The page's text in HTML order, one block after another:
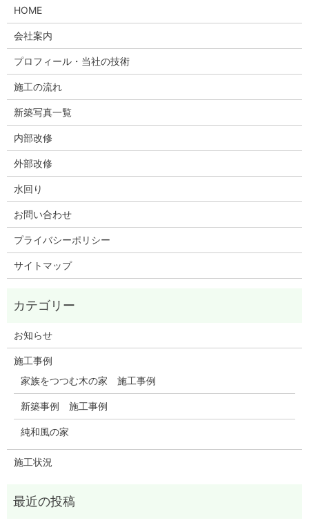
HOME
会社案内
プロフィール・当社の技術
施工の流れ
新築写真一覧
内部改修
外部改修
水回り
お問い合わせ
プライバシーポリシー
サイトマップ
お知らせ
施工事例
家族をつつむ木の家 施工事例
新築事例 施工事例
純和風の家
施工状況